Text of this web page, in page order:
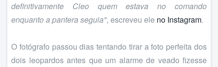
definitivamente Cleo quem estava no comando
enquanto a pantera seguia", escreveu ele no Instagram.
O fotógrafo passou dias tentando tirar a foto perfeita dos
dois leopardos antes que um alarme de veado fizesse